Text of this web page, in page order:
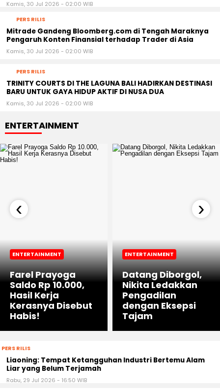
Kamis, 30 Jul 2026 - 02:00 WIB
PERS RILIS
Mitrade Gandeng Bloomberg.com di Tengah Maraknya
Pengaruh Konten Finansial terhadap Trader di Asia
Kamis, 30 Jul 2026 - 02:00 WIB
PERS RILIS
TRINITY COURTS DI THE LAGUNA BALI HADIRKAN DESTINASI
BARU UNTUK GAYA HIDUP AKTIF DI NUSA DUA
Kamis, 30 Jul 2026 - 02:00 WIB
ENTERTAINMENT
ENTERTAINMENT
Farel Prayoga
Saldo Rp 10.000,
Hasil Kerja
Kerasnya Disebut
Habis!
ENTERTAINMENT
Datang Diborgol,
Nikita Ledakkan
Pengadilan
dengan Eksepsi
Tajam
‹ ›
PERS RILIS
Liaoning: Tempat Ketangguhan Industri Bertemu Alam
Liar yang Belum Terjamah
Rabu, 29 Jul 2026 - 16:50 WIB